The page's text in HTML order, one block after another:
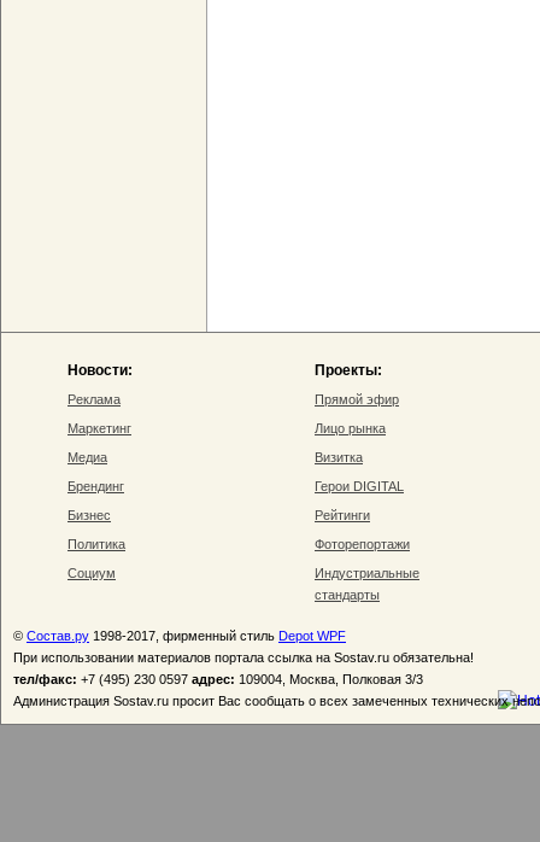
Новости:
Реклама
Маркетинг
Медиа
Брендинг
Бизнес
Политика
Социум
Проекты:
Прямой эфир
Лицо рынка
Визитка
Герои DIGITAL
Рейтинги
Фоторепортажи
Индустриальные
стандарты
© Состав.ру 1998-2017, фирменный стиль Depot WPF
При использовании материалов портала ссылка на Sostav.ru обязательна!
тел/факс: +7 (495) 230 0597 адрес: 109004, Москва, Полковая 3/3
Администрация Sostav.ru просит Вас сообщать о всех замеченных технических